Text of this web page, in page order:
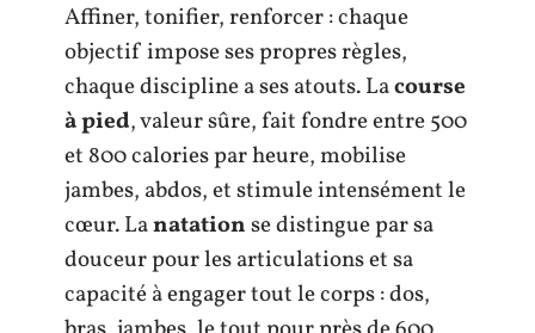
Affiner, tonifier, renforcer : chaque
objectif impose ses propres règles,
chaque discipline a ses atouts. Lacourse
à pied, valeur sûre, fait fondre entre 500
et 800 calories par heure, mobilise
jambes, abdos, et stimule intensément le
cœur. Lanatationse distingue par sa
douceur pour les articulations et sa
capacité à engager tout le corps : dos,